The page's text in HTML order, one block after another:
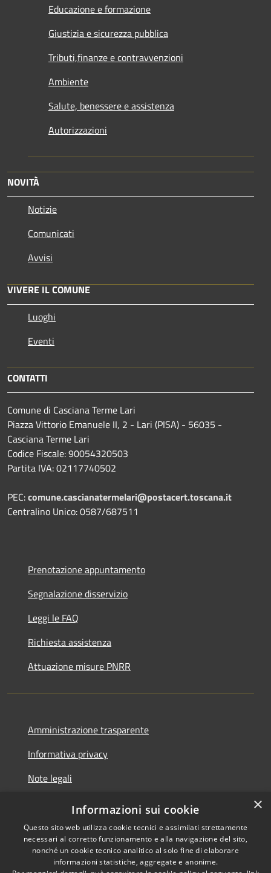
Educazione e formazione
Giustizia e sicurezza pubblica
Tributi,finanze e contravvenzioni
Ambiente
Salute, benessere e assistenza
Autorizzazioni
NOVITÀ
Notizie
Comunicati
Avvisi
VIVERE IL COMUNE
Luoghi
Eventi
CONTATTI
Comune di Casciana Terme Lari
Piazza Vittorio Emanuele II, 2 - Lari (PISA) - 56035 -
Casciana Terme Lari
Codice Fiscale: 90054320503
Partita IVA: 02117740502
PEC:comune.cascianatermelari@postacert.toscana.it
Centralino Unico: 0587/687511
Prenotazione appuntamento
Segnalazione disservizio
Leggi le FAQ
Richiesta assistenza
Attuazione misure PNRR
Amministrazione trasparente
Informativa privacy
Note legali
Dichiarazione di accessibilità
Copyright © 2026 • Comune di
×
Informazioni sui cookie
Questo sito web utilizza cookie tecnici e assimilati strettamente
necessari al corretto funzionamento e alla navigazione del sito,
nonché un cookie tecnico analitico al solo fine di elaborare
informazioni statistiche, aggregate e anonime.